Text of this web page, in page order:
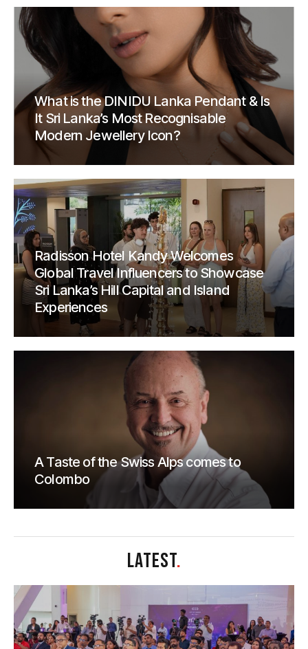
What is the DINIDU Lanka Pendant & Is
It Sri Lanka’s Most Recognisable
Modern Jewellery Icon?
Radisson Hotel Kandy Welcomes
Global Travel Influencers to Showcase
Sri Lanka’s Hill Capital and Island
Experiences
A Taste of the Swiss Alps comes to
Colombo
LATEST.